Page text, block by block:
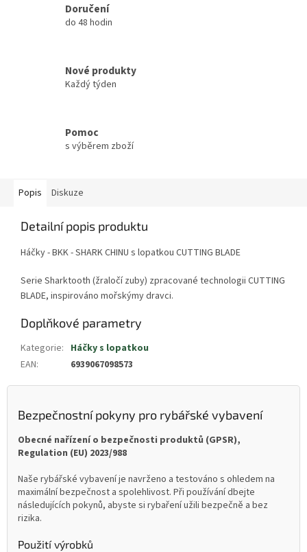
Doručení
do 48 hodin
Nové produkty
Každý týden
Pomoc
s výběrem zboží
Popis Diskuze
Detailní popis produktu
Háčky - BKK - SHARK CHINU s lopatkou CUTTING BLADE
Serie Sharktooth (žraločí zuby) zpracované technologii CUTTING
BLADE, inspirováno mořskýmy dravci.
Doplňkové parametry
Kategorie: Háčky s lopatkou
EAN: 6939067098573
Bezpečnostní pokyny pro rybářské vybavení
Obecné nařízení o bezpečnosti produktů (GPSR),
Regulation (EU) 2023/988
Naše rybářské vybavení je navrženo a testováno s ohledem na
maximální bezpečnost a spolehlivost. Při používání dbejte
následujících pokynů, abyste si rybaření užili bezpečně a bez
rizika.
Použití výrobků